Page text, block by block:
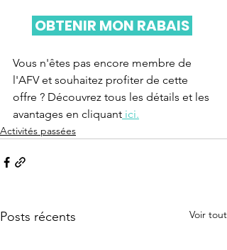
OBTENIR MON RABAIS
Vous n'êtes pas encore membre de
l'AFV et souhaitez profiter de cette
offre ? Découvrez tous les détails et les
avantages en cliquant ici.
Activités passées
Posts récents Voir tout